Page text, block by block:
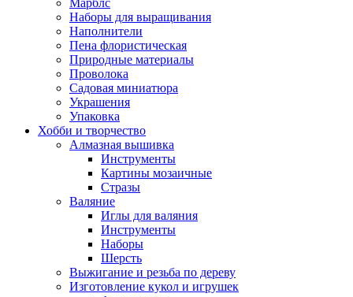
Марблс
Наборы для выращивания
Наполнители
Пена флористическая
Природные материалы
Проволока
Садовая миниатюра
Украшения
Упаковка
Хобби и творчество
Алмазная вышивка
Инструменты
Картины мозаичные
Стразы
Валяние
Иглы для валяния
Инструменты
Наборы
Шерсть
Выжигание и резьба по дереву
Изготовление кукол и игрушек